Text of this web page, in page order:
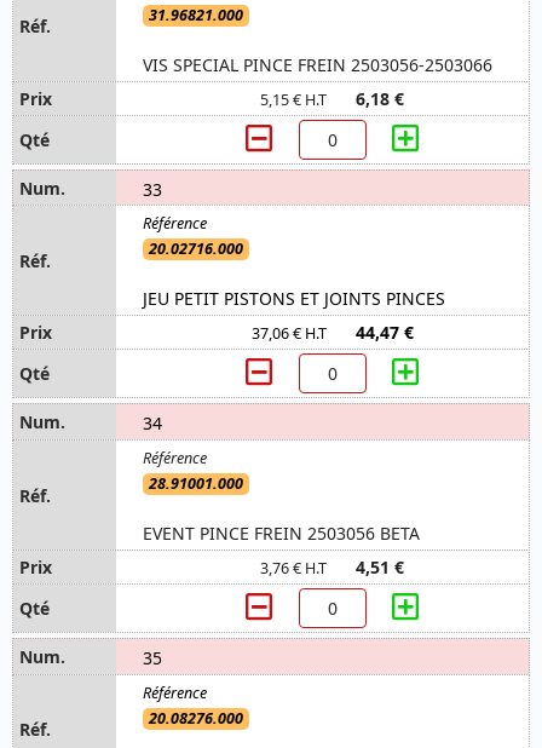
31.96821.000
VIS SPECIAL PINCE FREIN 2503056-2503066
5,15 € H.T 6,18 €
33
20.02716.000
JEU PETIT PISTONS ET JOINTS PINCES
37,06 € H.T 44,47 €
34
28.91001.000
EVENT PINCE FREIN 2503056 BETA
3,76 € H.T 4,51 €
35
20.08276.000